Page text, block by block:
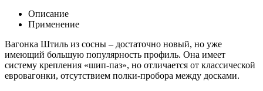
Описание
Применение
Вагонка Штиль из сосны – достаточно новый, но уже
имеющий большую популярность профиль. Она имеет
систему крепления «шип-паз», но отличается от классической
евровагонки, отсутствием полки-пробора между досками.